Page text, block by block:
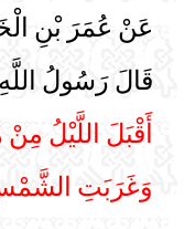
عَنْ عُمَرَ بْنِ
قَالَ رَسُولُ
أَقْبَلَ اللَّيْلُ مِنْ
وَغَرَبَتِ